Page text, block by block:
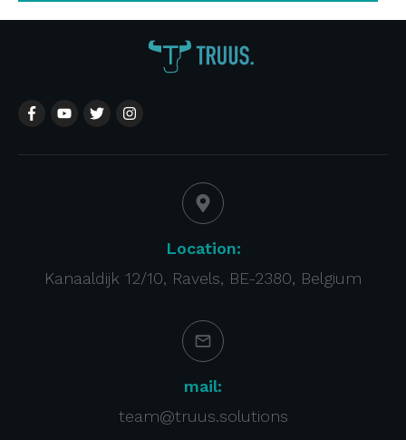
Location:
Kanaaldijk 12/10, Ravels, BE-2380, Belgium
mail:
team@truus.solutions